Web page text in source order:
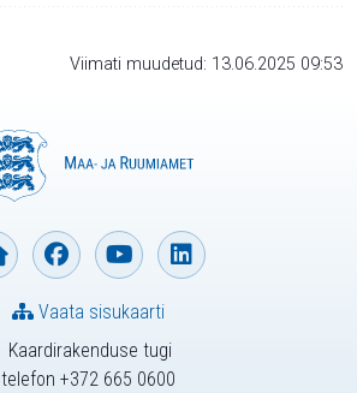
Viimati muudetud: 13.06.2025 09:53
Kaardirakenduse tugi
telefon +372 665 0600
Vaata sisukaarti